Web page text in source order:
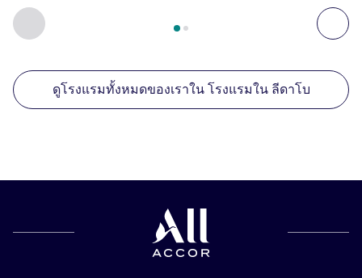
ก่อนหน้า - สถานประกอบการอื่นของเราที่อยู่ใกล้เคียง ถั
หน้า1 , สถานประกอบการอื่นของเราที่อยู่ใกล้เคียง 1 :,
ดูโรงแรมทั้งหมดของเราใน โรงแรมใน ลีดาโบ